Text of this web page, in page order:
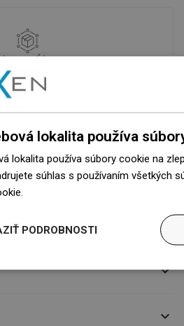
tovaru
na vás čakajú v
pripravený na



lokalita používa
lokalita používa súbory cookie na
súhlas s používaním všetkých
PODROBNOSTI